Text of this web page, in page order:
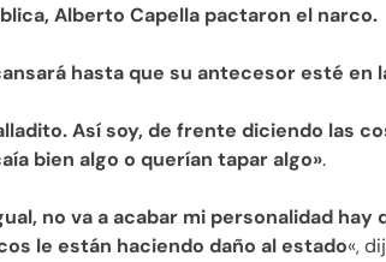
Alberto Capella pactaron el narco.
hasta que su antecesor esté en
Así soy, de frente diciendo las
bien algo o querían tapar algo».
no va a acabar mi personalidad hay
le están haciendo daño al estado«,